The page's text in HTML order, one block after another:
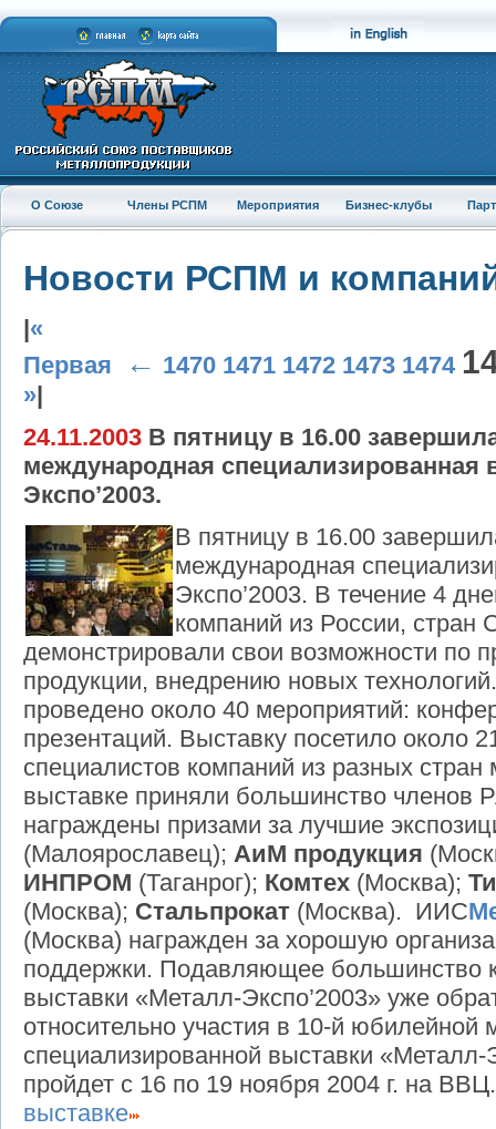
О Союзе Члены РСПМ Мероприятия Бизнес-клубы
Новости РСПМ и
«
Первая
← 1470 1471 1472 1473 1474
»
24.11.2003 В пятницу в 16.00
международная специализированная
Экспо’2003.
В пятницу в 16.00
международная
Экспо’2003. В течение 4
компаний из России, стран
демонстрировали свои возможности по
продукции, внедрению новых
проведено около 40 мероприятий:
презентаций. Выставку посетило около
специалистов компаний из разных стран
выставке приняли большинство членов
награждены призами за лучшие
(Малоярославец); АиМ продукция
ИНПРОМ (Таганрог); Комтех (Москва);
(Москва); Стальпрокат (Москва). ИИС
(Москва) награжден за хорошую
поддержки. Подавляющее большинство
выставки «Металл-Экспо’2003» уже
относительно участия в 10-й юбилейной
специализированной выставки «Металл-
пройдет с 16 по 19 ноября 2004 г. на
выставке